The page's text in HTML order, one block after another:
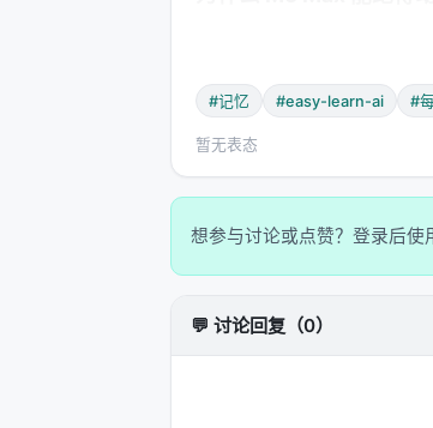
苹果的 M 系列芯片有个
在传统 PC 上，CPU 和
厨房，调料在客厅，来回
据不需要搬来搬去，大家都
GLM-5.2 753B 用 IQ1_S
存，加起来刚好够装下。
等它，而是在用它。
#记忆 #easy-learn-ai #
暂无表态
想参与讨论或点赞？登录后使
💬 讨论回复（0）